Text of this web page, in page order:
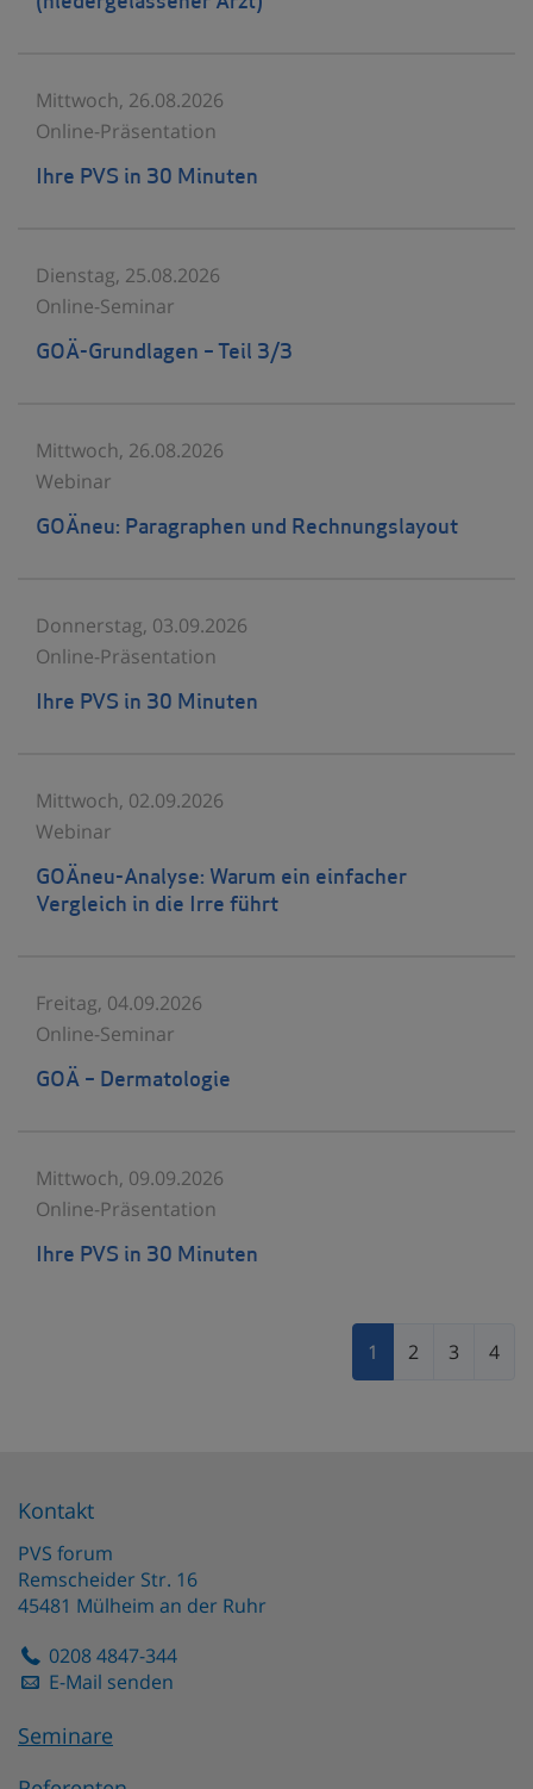
Mittwoch, 26.08.2026
Online-Präsentation
Ihre PVS in 30 Minuten
Dienstag, 25.08.2026
Online-Seminar
GOÄ-Grundlagen – Teil 3/3
Mittwoch, 26.08.2026
Webinar
GOÄneu: Paragraphen und Rechnungslayout
Donnerstag, 03.09.2026
Online-Präsentation
Ihre PVS in 30 Minuten
Mittwoch, 02.09.2026
Webinar
GOÄneu-Analyse: Warum ein einfacher
Vergleich in die Irre führt
Freitag, 04.09.2026
Online-Seminar
GOÄ – Dermatologie
Mittwoch, 09.09.2026
Online-Präsentation
Ihre PVS in 30 Minuten
1 2 3 4
Kontakt
PVS forum
Remscheider Str. 16
45481 Mülheim an der Ruhr
0208 4847-344
E-Mail senden
Seminare